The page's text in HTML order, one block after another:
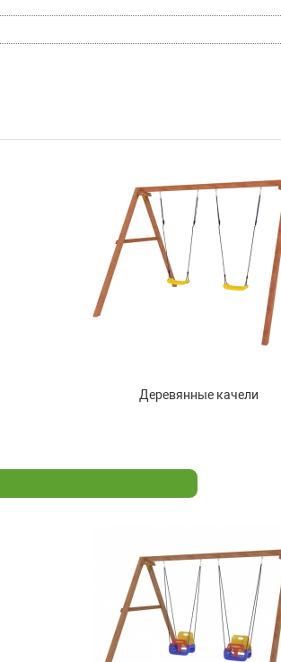
Деревянные качели